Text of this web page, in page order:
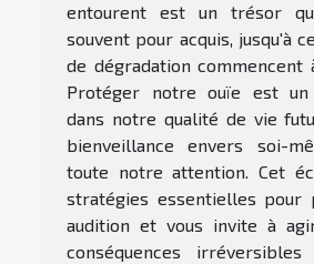
entourent est un trésor
souvent pour acquis, jusqu'à
de dégradation commencent
Protéger notre ouïe est un
dans notre qualité de vie
bienveillance envers soi-
toute notre attention. Cet
stratégies essentielles pour
audition et vous invite à
conséquences